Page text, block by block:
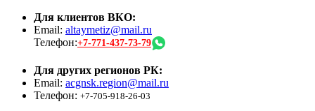
Для клиентов ВКО:
Email: altaymetiz@mail.ru
Телефон:+7-771-437-73-79
Для других регионов РК:
Email: acgnsk.region@mail.ru
Телефон: +7-705-918-26-03